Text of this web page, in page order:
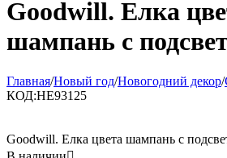
Goodwill. Елка
шампань с
Главная/Новый год/Новогодний декор/
КОД:HE93125
Goodwill. Елка цвета шампань с